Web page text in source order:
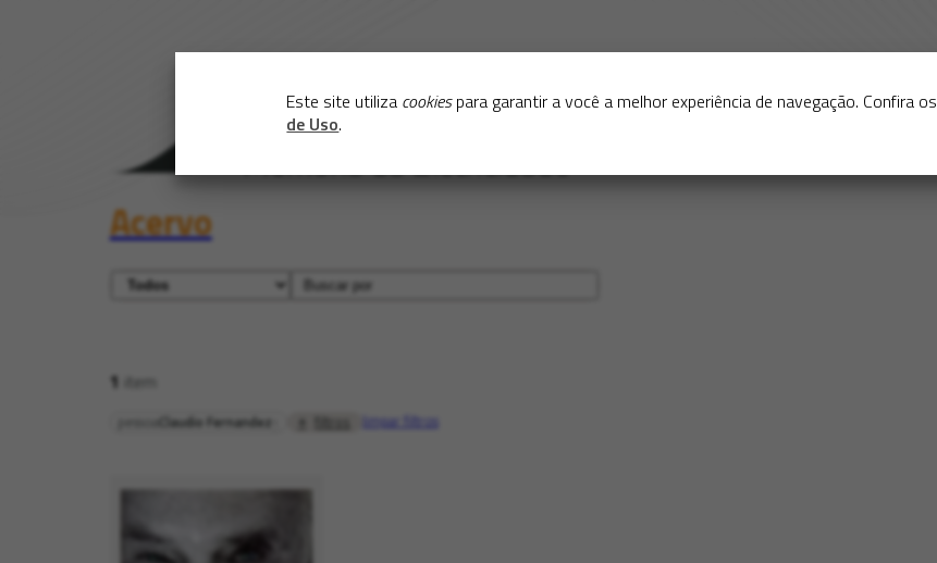
Este site utiliza cookiespara garantir a você a melhor experiência de navegação. Confira os
de Uso.
Acervo
1 item
pessoaClaudio Fernandez filtros limpar filtros